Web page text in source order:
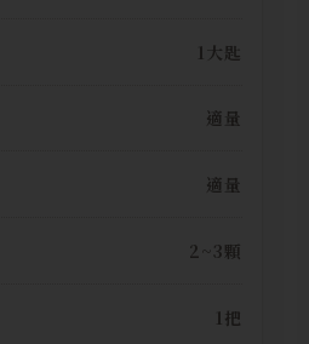
1大匙
適量
適量
2~3顆
1把